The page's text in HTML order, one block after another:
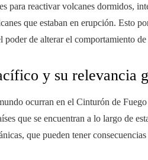
para reactivar volcanes dormidos,
que estaban en erupción. Esto
de alterar el comportamiento
y su relevancia
ocurran en el Cinturón de
que se encuentran a lo largo de
que pueden tener